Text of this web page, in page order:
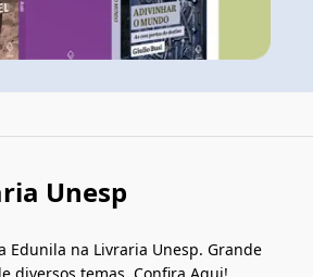
Unesp
Edunila na Livraria Unesp. Grande